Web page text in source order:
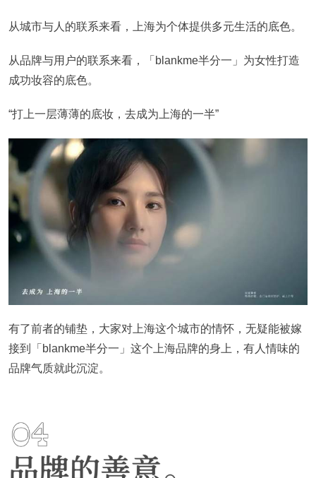
从城市与人的联系来看，上海为个体提供多元生活的底色。
从品牌与用户的联系来看，「blankme半分一」为女性打造
成功妆容的底色。
“打上一层薄薄的底妆，去成为上海的一半”
有了前者的铺垫，大家对上海这个城市的情怀，无疑能被嫁
接到「blankme半分一」这个上海品牌的身上，有人情味的
品牌气质就此沉淀。